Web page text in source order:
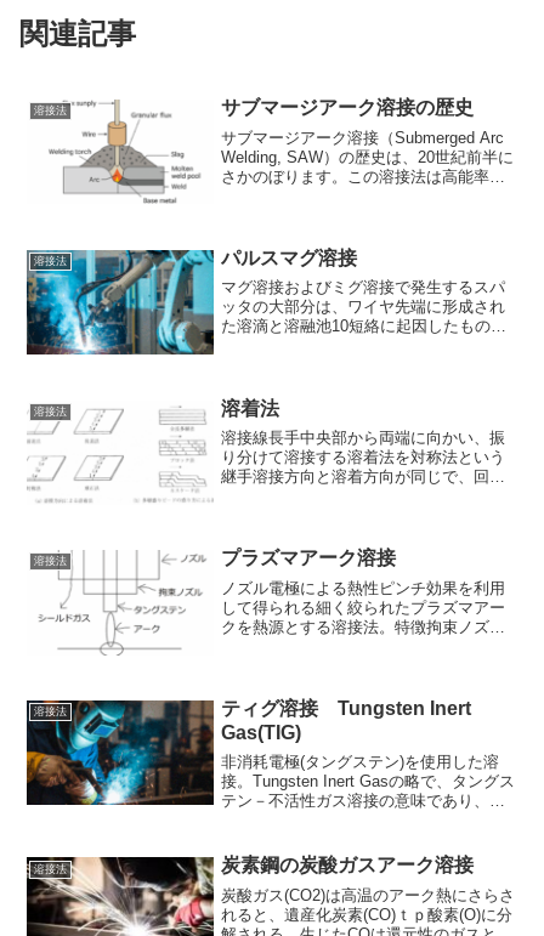
関連記事
溶接法 サブマージアーク溶接の歴史
サブマージアーク溶接（Submerged Arc
Welding, SAW）の歴史は、20世紀前半に
さかのぼります。この溶接法は高能率・
溶接法 パルスマグ溶接
マグ溶接およびミグ溶接で発生するスパ
ッタの大部分は、ワイヤ先端に形成され
た溶滴と溶融池10短絡に起因したもので
大幅に低減できる。こ...
溶接法 溶着法
溶接線長手中央部から両端に向かい、振
り分けて溶接する溶着法を対称法という
継手溶接方向と溶着方向が同じで、回転
法である詳細説明1. 前...
溶接法 プラズマアーク溶接
ノズル電極による熱性ピンチ効果を利用
して得られる細く絞られたプラズマアー
クを熱源とする溶接法。特徴拘束ノズル
ンが用いられるティグ溶接...
溶接法
ティグ溶接 Tungsten Inert
Gas(TIG)
非消耗電極(タングステン)を使用した溶
接。Tungsten Inert Gasの略で、タングス
テン－不活性ガス溶接の意味であり、不
も高い。作業が長時間にわたっても高温
に...
溶接法 炭素鋼の炭酸ガスアーク溶接
炭酸ガス(CO2)は高温のアーク熱にさらさ
れると、遺産化炭素(CO)ｔｐ酸素(O)に分